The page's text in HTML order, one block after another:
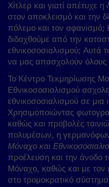
Χίτλερ και γιατί απέτυχε
στον αποκλεισμό και την
πόλεμο και τον αφανισμό;
διδαχθούμε από την
εθνικοσοσιαλισμού; Αυτά
να μας απασχολούν
Το Κέντρο Τεκμηρίωσης
Εθνικοσοσιαλισμού
εθνικοσοσιαλισμού σε μια
Χρησιμοποιώντας
καθώς και προβολές
πολυμέσων, η
Μόναχο και
προέλευση και την άνοδο
Μόναχο, καθώς και με τον
στο τρομοκρατικό σύστημα